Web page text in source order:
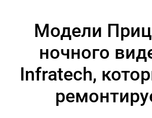
Модели
ночного
Infratech,